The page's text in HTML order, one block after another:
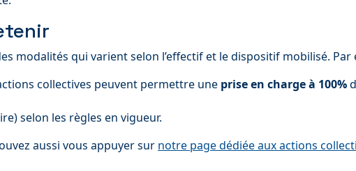
modalités qui varient selon l’effectif et le dispositif mobilisé. Par
collectives peuvent permettre une prise en charge à 100%
selon les règles en vigueur.
aussi vous appuyer sur notre page dédiée aux actions